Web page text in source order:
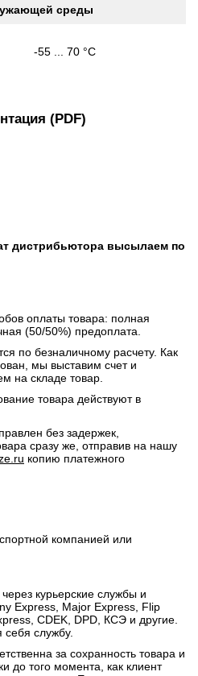
среды
-55 ... 70 °C
(PDF)
дистрибьютора высылаем по
оплаты товара: полная
(50/50%) предоплата.
по безналичному расчету. Как
мы выставим счет и
на складе товар.
товара действуют в
без задержек,
сразу же, отправив на нашу
копию платежного
компанией или
курьерские службы и
Express, Major Express, Flip
CDEK, DPD, КСЭ и другие.
службу.
за сохранность товара и
до того момента, как клиент